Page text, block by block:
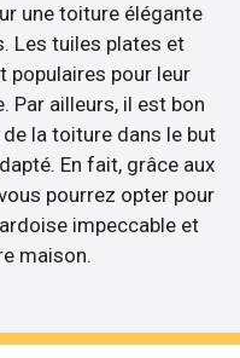
une toiture élégante
Les tuiles plates et
populaires pour leur
Par ailleurs, il est bon
la toiture dans le but
En fait, grâce aux
pourrez opter pour
impeccable et
maison.